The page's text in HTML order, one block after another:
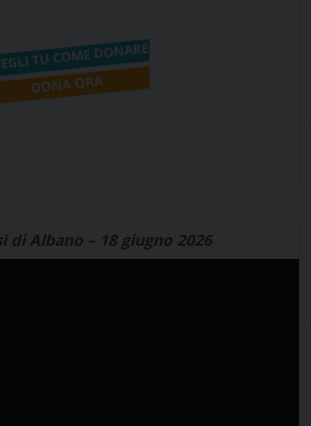
di Albano – 18 giugno 2026